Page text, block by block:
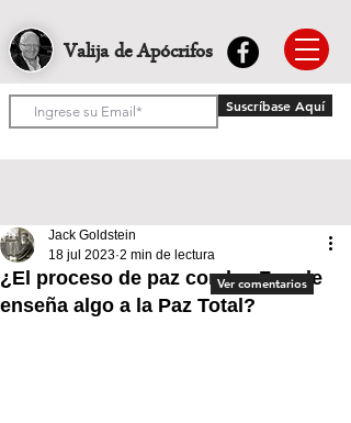
Valija de Apócrifos
Suscríbase Aquí
¿El proceso de paz con las Farc le
enseña algo a la Paz Total?
Jack Goldstein
18 jul 2023 2 min de lectura
Ver comentarios